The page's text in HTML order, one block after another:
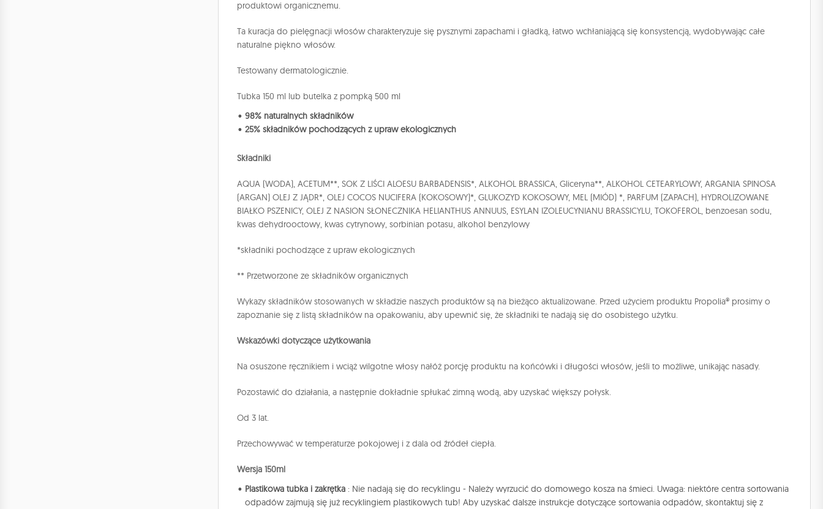
produktowi organicznemu.
Ta kuracja do pielęgnacji włosów charakteryzuje się pysznymi zapachami i gładką, łatwo wchłaniającą się konsystencją, wydobywając całe
naturalne piękno włosów.
Testowany dermatologicznie.
Tubka 150 ml lub butelka z pompką 500 ml
98% naturalnych składników
25% składników pochodzących z upraw ekologicznych
Składniki
AQUA (WODA), ACETUM**, SOK Z LIŚCI ALOESU BARBADENSIS*, ALKOHOL BRASSICA, Gliceryna**, ALKOHOL CETEARYLOWY, ARGANIA SPINOSA
(ARGAN) OLEJ Z JĄDR*, OLEJ COCOS NUCIFERA (KOKOSOWY)*, GLUKOZYD KOKOSOWY, MEL (MIÓD) *, PARFUM (ZAPACH), HYDROLIZOWANE
BIAŁKO PSZENICY, OLEJ Z NASION SŁONECZNIKA HELIANTHUS ANNUUS, ESYLAN IZOLEUCYNIANU BRASSICYLU, TOKOFEROL, benzoesan sodu,
kwas dehydrooctowy, kwas cytrynowy, sorbinian potasu, alkohol benzylowy
*składniki pochodzące z upraw ekologicznych
** Przetworzone ze składników organicznych
Wykazy składników stosowanych w składzie naszych produktów są na bieżąco aktualizowane. Przed użyciem produktu Propolia® prosimy o
zapoznanie się z listą składników na opakowaniu, aby upewnić się, że składniki te nadają się do osobistego użytku.
Wskazówki dotyczące użytkowania
Na osuszone ręcznikiem i wciąż wilgotne włosy nałóż porcję produktu na końcówki i długości włosów, jeśli to możliwe, unikając nasady.
Pozostawić do działania, a następnie dokładnie spłukać zimną wodą, aby uzyskać większy połysk.
Od 3 lat.
Przechowywać w temperaturze pokojowej i z dala od źródeł ciepła.
Wersja 150ml
Plastikowa tubka i zakrętka : Nie nadają się do recyklingu - Należy wyrzucić do domowego kosza na śmieci. Uwaga: niektóre centra sortowania
odpadów zajmują się już recyklingiem plastikowych tub! Aby uzyskać dalsze instrukcje dotyczące sortowania odpadów, skontaktuj się z